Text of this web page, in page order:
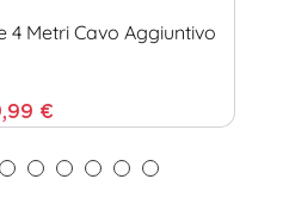
4 Metri Cavo Aggiuntivo
€